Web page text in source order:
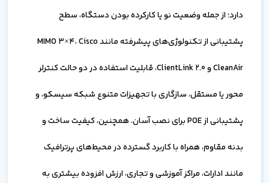
دارد؛ از جمله وضعیت نو یا کارکرده بودن دستگاه، سطح
پشتیبانی از تکنولوژی‌های پیشرفته مانند MIMO 3×4، Cisco
CleanAir و ClientLink 2.0، قابلیت استفاده در دو حالت کنترلر
محور یا مستقل، سازگاری با تجهیزات متنوع شبکه سیسکو، و
پشتیبانی از POE برای نصب آسان. همچنین، کیفیت ساخت و
بدنه مقاوم، همراه با کاربرد گسترده در محیط‌های پرترافیک
مانند ادارات، مراکز آموزشی و تجاری، ارزش افزوده بیشتری به